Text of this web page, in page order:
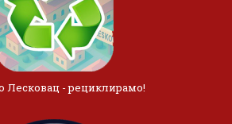
Лесковац - рециклирамо!